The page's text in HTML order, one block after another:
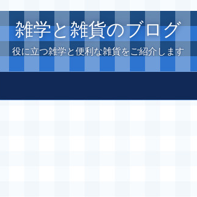
雑学と雑貨のブログ
役に立つ雑学と便利な雑貨をご紹介します